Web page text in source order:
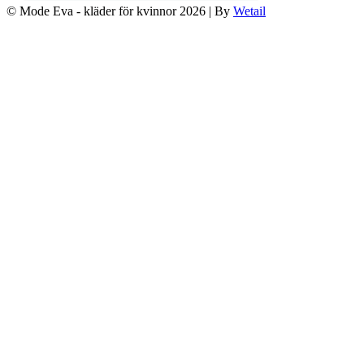
© Mode Eva - kläder för kvinnor 2026 | By Wetail